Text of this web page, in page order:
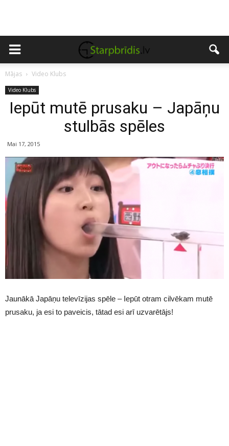
Mājas Video Klubs
Video Klubs
Iepūt mutē prusaku – Japāņu
stulbās spēles
Mai 17, 2015
Jaunākā Japāņu televīzijas spēle – Iepūt otram cilvēkam mutē
prusaku, ja esi to paveicis, tātad esi arī uzvarētājs!